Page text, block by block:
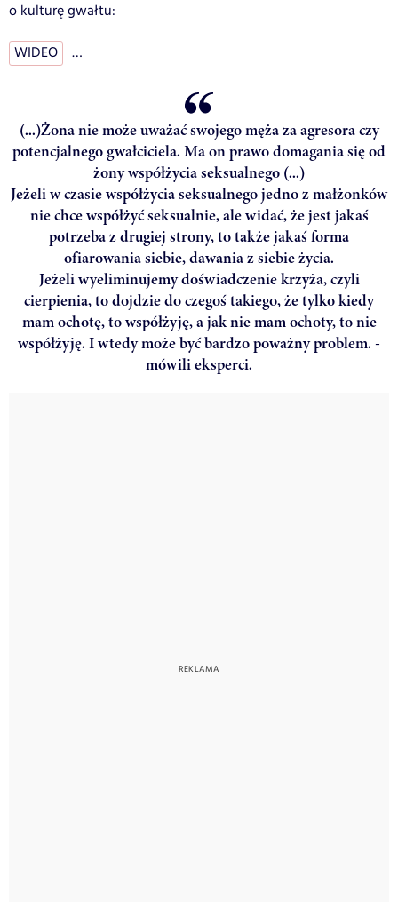
o kulturę gwałtu:
WIDEO …
(...)Żona nie może uważać swojego męża za agresora czy
potencjalnego gwałciciela. Ma on prawo domagania się od
żony współżycia seksualnego (...)
Jeżeli w czasie współżycia seksualnego jedno z małżonków
nie chce współżyć seksualnie, ale widać, że jest jakaś
potrzeba z drugiej strony, to także jakaś forma
ofiarowania siebie, dawania z siebie życia.
Jeżeli wyeliminujemy doświadczenie krzyża, czyli
cierpienia, to dojdzie do czegoś takiego, że tylko kiedy
mam ochotę, to współżyję, a jak nie mam ochoty, to nie
współżyję. I wtedy może być bardzo poważny problem. -
mówili eksperci.